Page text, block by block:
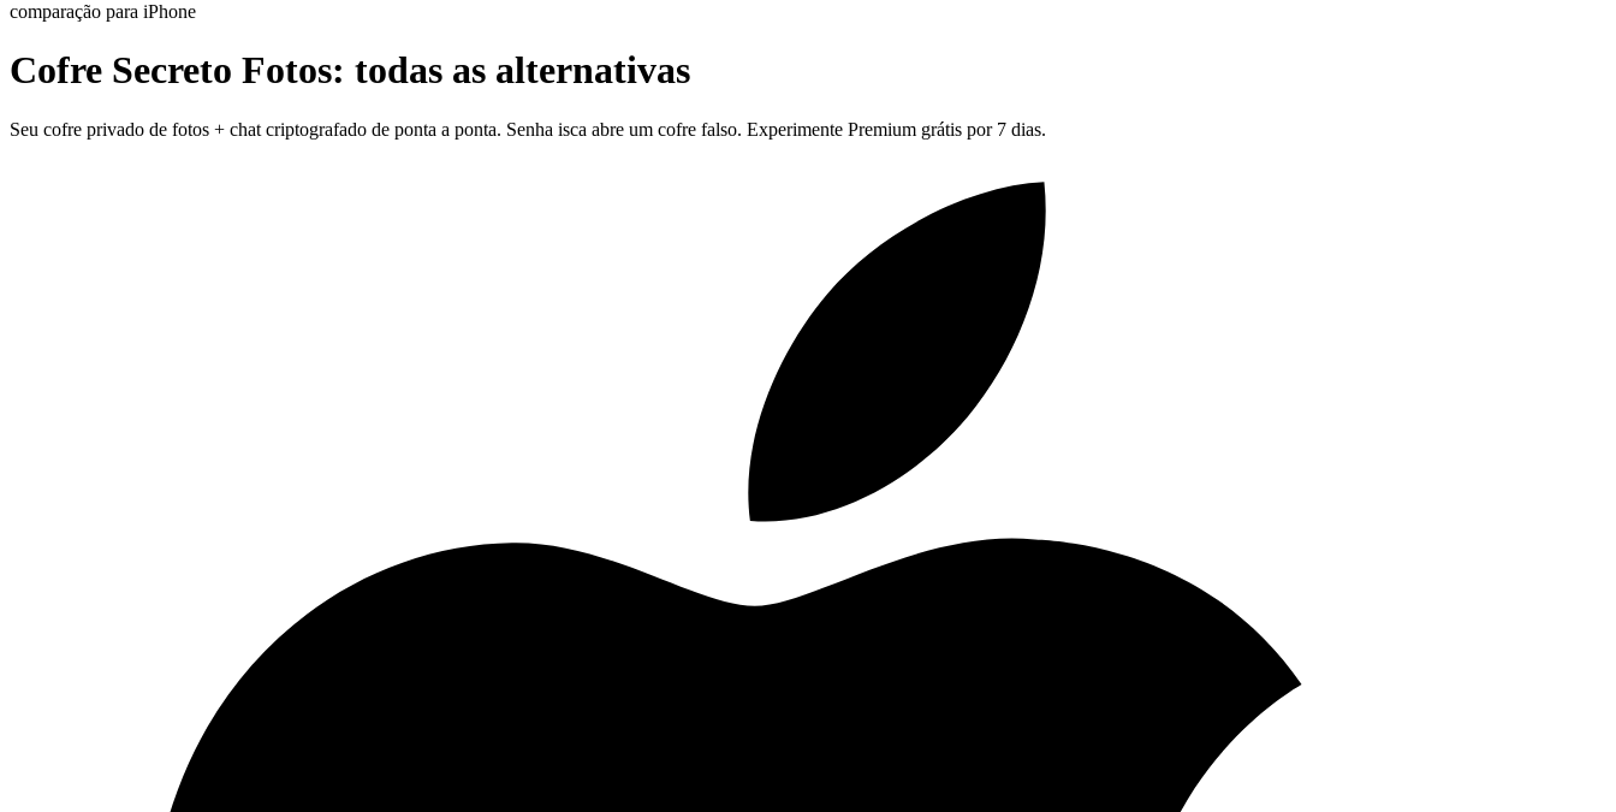
comparação para iPhone
Cofre Secreto Fotos: todas as alternativas
Seu cofre privado de fotos + chat criptografado de ponta a ponta. Senha isca abre um cofre falso. Experimente Premium grátis por 7 dias.